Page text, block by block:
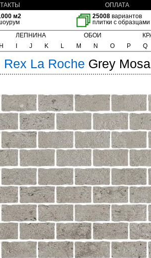
ОПЛАТА
м2
25008 вариантов
плитки с образцами
ЛЕПНИНА ОБОИ
H J K L M N O P Q
Rex La Roche Grey